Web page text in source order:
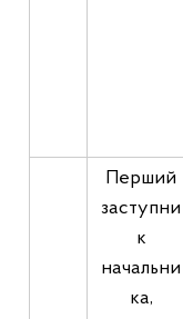
Перший
заступни
к
начальни
ка,